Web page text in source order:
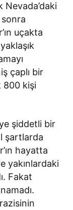
Nevada’daki
sonra
uçakta
çaplı bir
800 kişi
şiddetli bir
şartlarda
hayatta
yakınlardaki
Fakat